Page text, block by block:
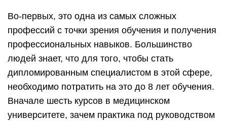
Во-первых, это одна из самых сложных
профессий с точки зрения обучения и получения
профессиональных навыков. Большинство
людей знает, что для того, чтобы стать
дипломированным специалистом в этой сфере,
необходимо потратить на это до 8 лет обучения.
Вначале шесть курсов в медицинском
университете, зачем практика под руководством